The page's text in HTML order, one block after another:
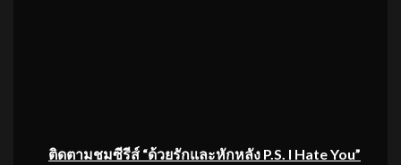
ติดตามชมซีรีส์ “ด้วยรักและหักหลัง P.S. I Hate You”